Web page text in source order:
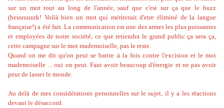
sur un mot tout au long de l'année, sauf que c'est sur ça que le buzz
(beuuuuurk! Voilà bien un mot qui mériterait d'etre éliminé de la langue
française!) a été fait. La communication est une des armes les plus puissantes
et employées de notre société, ce que retiendra le grand public ça sera ça,
cette campagne sur le mot mademoiselle, pas le reste.
Quand on me dit qu'on peut se battre à la fois contre l'excision et le mot
mademoiselle ... oui on peut. Faut avoir beaucoup d'énergie et ne pas avoir
peur de lasser le monde.
Au delà de mes considérations personnelles sur le sujet, il y a les réactions
devant le désaccord.